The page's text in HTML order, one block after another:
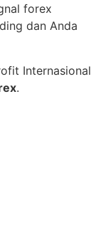
forex
dan Anda
Internasional
.